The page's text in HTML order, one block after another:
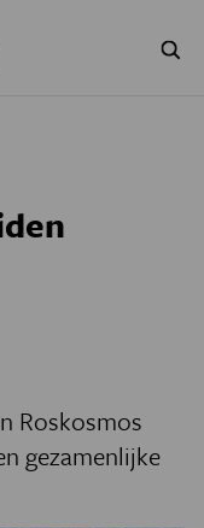
Roskosmos
gezamenlijke